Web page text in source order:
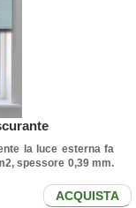
la luce esterna fa
spessore 0,39 mm.
ACQUISTA